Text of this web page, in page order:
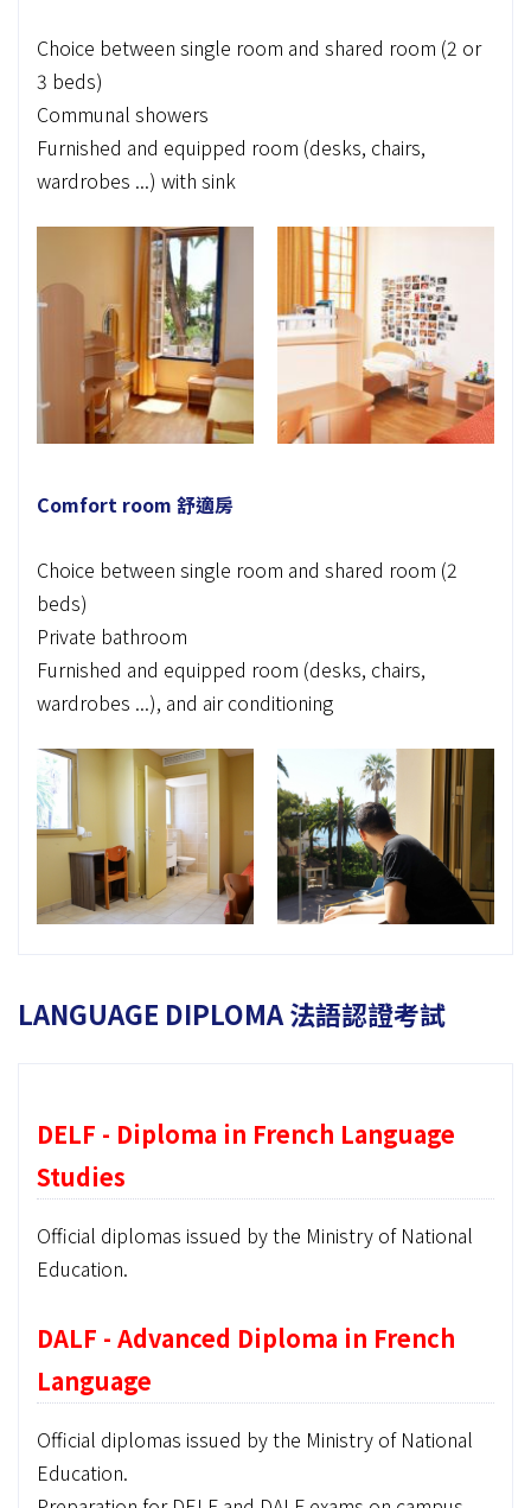
Choice between single room and shared room (2 or
3 beds)
Communal showers
Furnished and equipped room (desks, chairs,
wardrobes ...) with sink
Comfort room 舒適房
Choice between single room and shared room (2
beds)
Private bathroom
Furnished and equipped room (desks, chairs,
wardrobes ...), and air conditioning
LANGUAGE DIPLOMA 法語認證考試
DELF - Diploma in French Language
Studies
Official diplomas issued by the Ministry of National
Education.
DALF - Advanced Diploma in French
Language
Official diplomas issued by the Ministry of National
Education.